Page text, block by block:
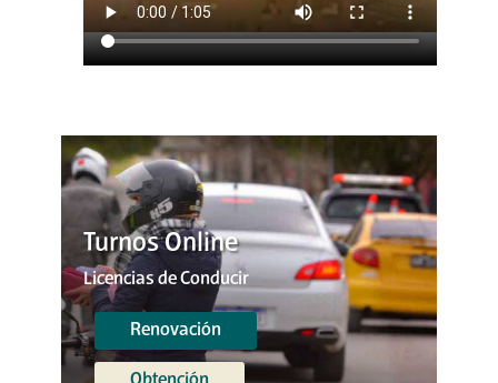
Turnos Online
Licencias de Conducir
Renovación